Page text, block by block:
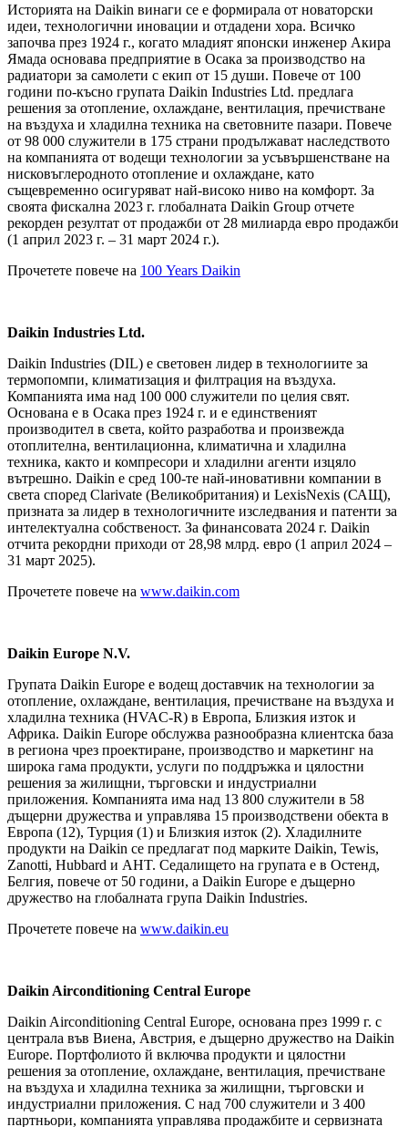
Историята на Daikin винаги се е формирала от новаторски
идеи, технологични иновации и отдадени хора. Всичко
започва през 1924 г., когато младият японски инженер Акира
Ямада основава предприятие в Осака за производство на
радиатори за самолети с екип от 15 души. Повече от 100
години по-късно групата Daikin Industries Ltd. предлага
решения за отопление, охлаждане, вентилация, пречистване
на въздуха и хладилна техника на световните пазари. Повече
от 98 000 служители в 175 страни продължават наследството
на компанията от водещи технологии за усъвършенстване на
нисковъглеродното отопление и охлаждане, като
същевременно осигуряват най-високо ниво на комфорт. За
своята фискална 2023 г. глобалната Daikin Group отчете
рекорден резултат от продажби от 28 милиарда евро продажби
(1 април 2023 г. – 31 март 2024 г.).
Прочетете повече на 100 Years Daikin
Daikin Industries Ltd.
Daikin Industries (DIL) е световен лидер в технологиите за
термопомпи, климатизация и филтрация на въздуха.
Компанията има над 100 000 служители по целия свят.
Основана е в Осака през 1924 г. и е единственият
производител в света, който разработва и произвежда
отоплителна, вентилационна, климатична и хладилна
техника, както и компресори и хладилни агенти изцяло
вътрешно. Daikin е сред 100-те най-иновативни компании в
света според Clarivate (Великобритания) и LexisNexis (САЩ),
призната за лидер в технологичните изследвания и патенти за
интелектуална собственост. За финансовата 2024 г. Daikin
отчита рекордни приходи от 28,98 млрд. евро (1 април 2024 –
31 март 2025).
Прочетете повече на www.daikin.com
Daikin Europe N.V.
Групата Daikin Europe е водещ доставчик на технологии за
отопление, охлаждане, вентилация, пречистване на въздуха и
хладилна техника (HVAC-R) в Европа, Близкия изток и
Африка. Daikin Europe обслужва разнообразна клиентска база
в региона чрез проектиране, производство и маркетинг на
широка гама продукти, услуги по поддръжка и цялостни
решения за жилищни, търговски и индустриални
приложения. Компанията има над 13 800 служители в 58
дъщерни дружества и управлява 15 производствени обекта в
Европа (12), Турция (1) и Близкия изток (2). Хладилните
продукти на Daikin се предлагат под марките Daikin, Tewis,
Zanotti, Hubbard и AHT. Седалището на групата е в Остенд,
Белгия, повече от 50 години, а Daikin Europe е дъщерно
дружество на глобалната група Daikin Industries.
Прочетете повече на www.daikin.eu
Daikin Airconditioning Central Europe
Daikin Airconditioning Central Europe, основана през 1999 г. с
централа във Виена, Австрия, е дъщерно дружество на Daikin
Europe. Портфолиото й включва продукти и цялостни
решения за отопление, охлаждане, вентилация, пречистване
на въздуха и хладилна техника за жилищни, търговски и
индустриални приложения. С над 700 служители и 3 400
партньори, компанията управлява продажбите и сервизната